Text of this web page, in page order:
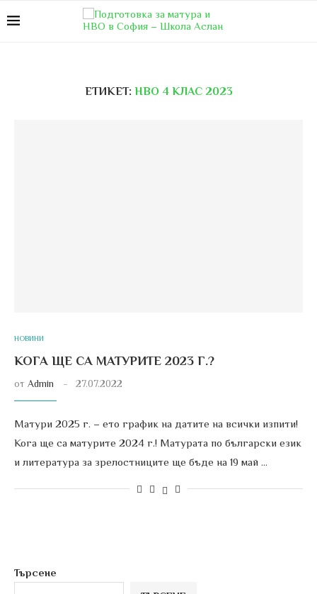
ЕТИКЕТ: НВО 4 КЛАС 2023
НОВИНИ
КОГА ЩЕ СА МАТУРИТЕ 2023 Г.?
от Admin 27.07.2022
Матури 2025 г. – ето график на датите на всички изпити!
Кога ще са матурите 2024 г.! Матурата по български език
и литература за зрелостниците ще бъде на 19 май …
Търсене